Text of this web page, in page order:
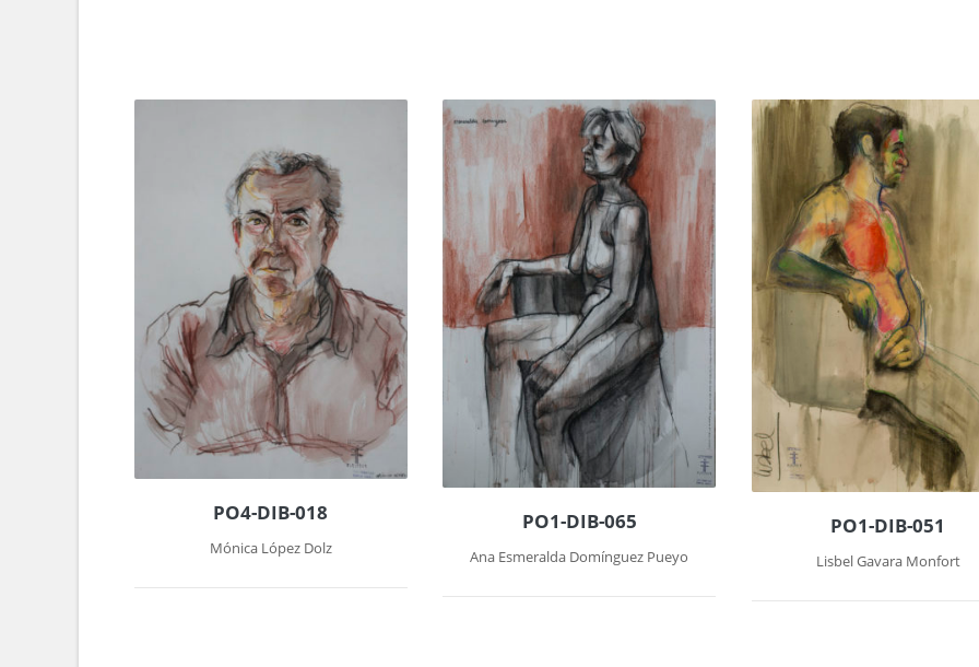
PO4-DIB-018
Mónica López Dolz
PO1-DIB-065
Ana Esmeralda Domínguez Pueyo
PO1-DIB-051
Lisbel Gavara Monfort